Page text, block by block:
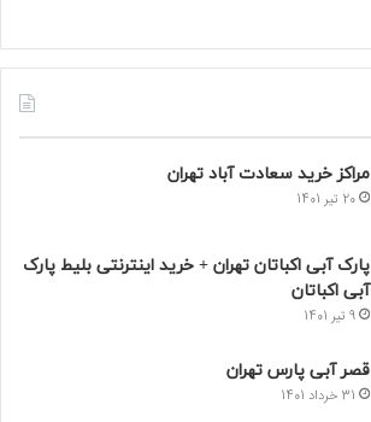
مراکز خرید سعادت‌ آباد تهران
20 تیر 1401
پارک آبی اکباتان تهران + خرید اینترنتی بلیط پارک
آبی اکباتان
9 تیر 1401
قصر آبی پارس تهران
31 خرداد 1401